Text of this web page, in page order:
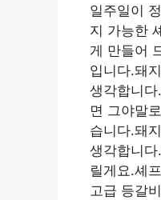
일주일이
지 가능한
게 만들어
입니다.돼
생각합니
면 그야말
습니다.돼
생각합니
릴게요.셰
고급 등갈